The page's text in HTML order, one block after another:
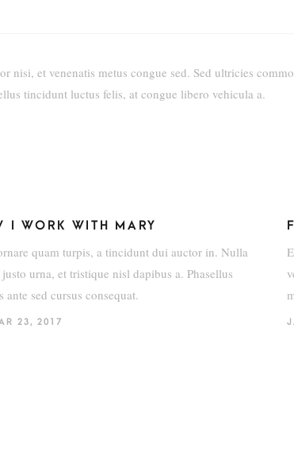
nisi, et venenatis metus congue sed. Sed ultricies
tincidunt luctus felis, at congue libero vehicula a.
I WORK WITH MARY
quam turpis, a tincidunt dui auctor in. Nulla
urna, et tristique nisl dapibus a. Phasellus
ante sed cursus consequat.
23, 2017